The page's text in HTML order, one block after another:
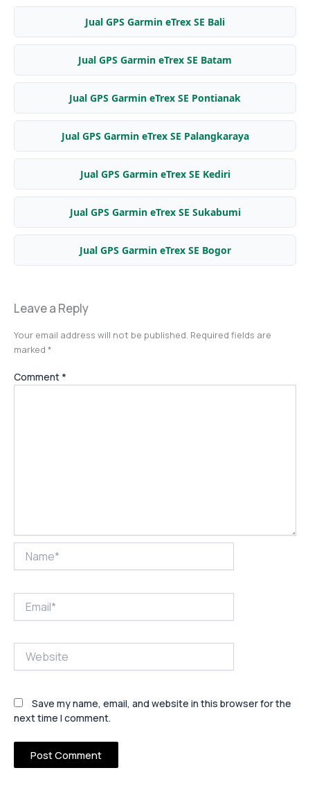
Jual GPS Garmin eTrex SE Bali
Jual GPS Garmin eTrex SE Batam
Jual GPS Garmin eTrex SE Pontianak
Jual GPS Garmin eTrex SE Palangkaraya
Jual GPS Garmin eTrex SE Kediri
Jual GPS Garmin eTrex SE Sukabumi
Jual GPS Garmin eTrex SE Bogor
Leave a Reply
Your email address will not be published. Required fields are
marked *
Comment *
Save my name, email, and website in this browser for the
next time I comment.